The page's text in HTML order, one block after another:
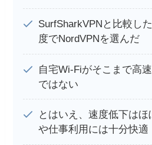
SurfSharkVPNと比較し
度でNordVPNを選んだ
自宅Wi-Fiがそこまで高
ではない
とはいえ、速度低下は
や仕事利用には十分快適